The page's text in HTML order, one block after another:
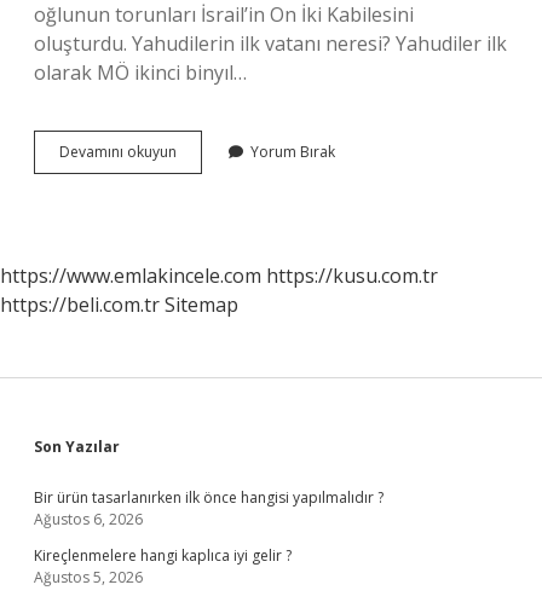
oğlunun torunları İsrail’in On İki Kabilesini
oluşturdu. Yahudilerin ilk vatanı neresi? Yahudiler ilk
olarak MÖ ikinci binyıl…
Devamını okuyun
Devletinin
Yorum Bırak
https://www.emlakincele.com https://kusu.com.tr
https://beli.com.trSitemap
Sidebar
Son Yazılar
Bir ürün tasarlanırken ilk önce hangisi yapılmalıdır ?
Ağustos 6, 2026
Kireçlenmelere hangi kaplıca iyi gelir ?
Ağustos 5, 2026